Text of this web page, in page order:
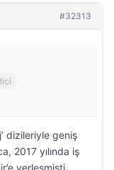
#32313
dizileriyle geniş
2017 yılında iş
yerleşmişti.